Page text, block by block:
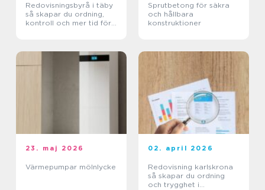
Redovisningsbyrå i täby
så skapar du ordning,
kontroll och mer tid för
Sprutbetong för säkra
och hållbara
konstruktioner
23. maj 2026
Värmepumpar mölnlycke
02. april 2026
Redovisning karlskrona
så skapar du ordning
och trygghet i